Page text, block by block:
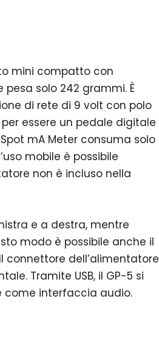
mini compatto con
pesa solo 242 grammi. È
di rete di 9 volt con polo
essere un pedale digitale
mA Meter consuma solo
mobile è possibile
non è incluso nella
e a destra, mentre
modo è possibile anche il
connettore dell’alimentatore
Tramite USB, il GP-5 si
come interfaccia audio.